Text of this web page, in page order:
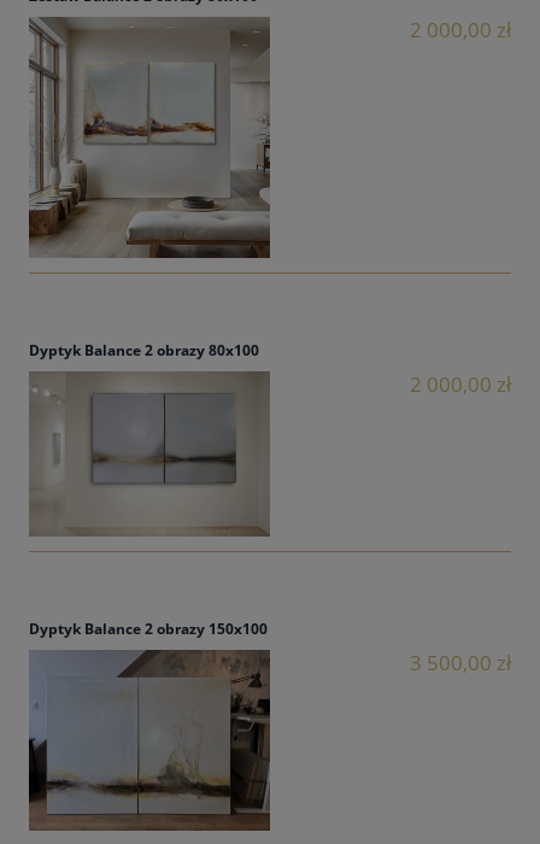
2 000,00 zł
Dyptyk Balance 2 obrazy 80x100
2 000,00 zł
Dyptyk Balance 2 obrazy 150x100
3 500,00 zł